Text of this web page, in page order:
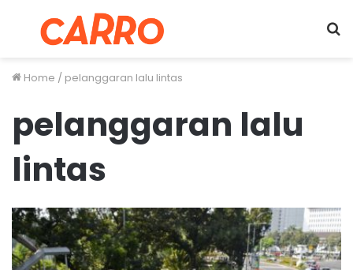
Menu
Home / pelanggaran lalu lintas
pelanggaran lalu
lintas